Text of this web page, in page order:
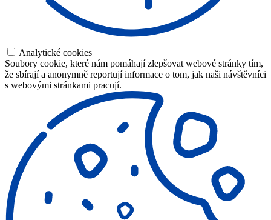
Analytické cookies
Soubory cookie, které nám pomáhají zlepšovat webové stránky tím,
že sbírají a anonymně reportují informace o tom, jak naši návštěvníci
s webovými stránkami pracují.